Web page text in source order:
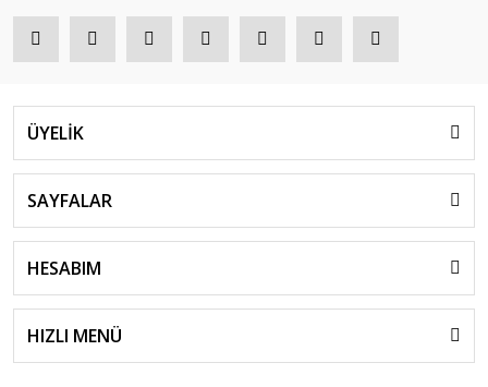
ÜYELİK
SAYFALAR
HESABIM
HIZLI MENÜ